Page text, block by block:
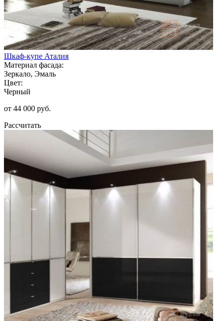
Шкаф-купе Аталия
Материал фасада:
Зеркало, Эмаль
Цвет:
Черный
от 44 000 руб.
Рассчитать